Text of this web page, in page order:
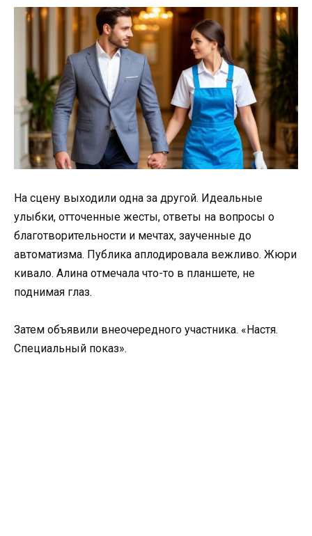
На сцену выходили одна за другой. Идеальные
улыбки, отточенные жесты, ответы на вопросы о
благотворительности и мечтах, заученные до
автоматизма. Публика аплодировала вежливо. Жюри
кивало. Алина отмечала что-то в планшете, не
поднимая глаз.
Затем объявили внеочередного участника. «Настя.
Специальный показ».